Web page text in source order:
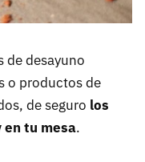
de desayuno
o productos de
de seguro los
en tu mesa.